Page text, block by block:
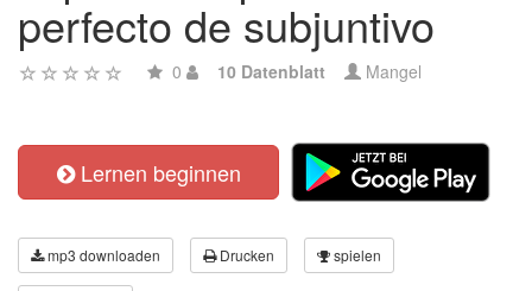
perfecto de subjuntivo
0 10 Datenblatt Mangel
Lernen beginnen
mp3 downloaden Drucken spielen